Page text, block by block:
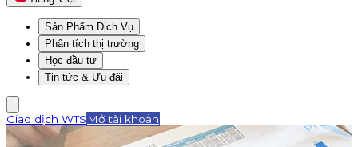
Sản Phẩm Dịch Vụ
Phân tích thị trường
Học đầu tư
Tin tức & Ưu đãi
Giao dịch WTS Mở tài khoản